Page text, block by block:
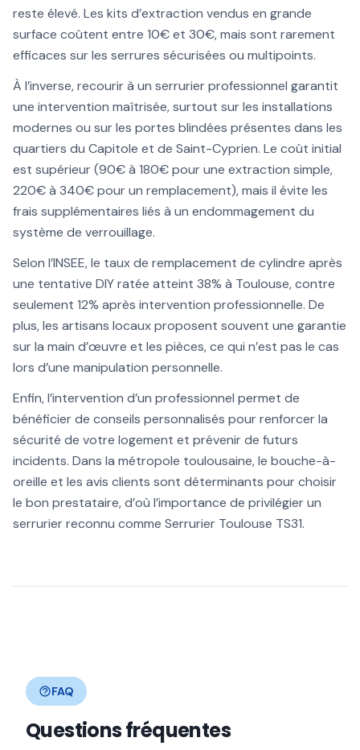
reste élevé. Les kits d’extraction vendus en grande
surface coûtent entre 10€ et 30€, mais sont rarement
efficaces sur les serrures sécurisées ou multipoints.
À l’inverse, recourir à un serrurier professionnel garantit
une intervention maîtrisée, surtout sur les installations
modernes ou sur les portes blindées présentes dans les
quartiers du Capitole et de Saint-Cyprien. Le coût initial
est supérieur (90€ à 180€ pour une extraction simple,
220€ à 340€ pour un remplacement), mais il évite les
frais supplémentaires liés à un endommagement du
système de verrouillage.
Selon l’INSEE, le taux de remplacement de cylindre après
une tentative DIY ratée atteint 38% à Toulouse, contre
seulement 12% après intervention professionnelle. De
plus, les artisans locaux proposent souvent une garantie
sur la main d’œuvre et les pièces, ce qui n’est pas le cas
lors d’une manipulation personnelle.
Enfin, l’intervention d’un professionnel permet de
bénéficier de conseils personnalisés pour renforcer la
sécurité de votre logement et prévenir de futurs
incidents. Dans la métropole toulousaine, le bouche-à-
oreille et les avis clients sont déterminants pour choisir
le bon prestataire, d’où l’importance de privilégier un
serrurier reconnu comme Serrurier Toulouse TS31.
FAQ
Questions fréquentes